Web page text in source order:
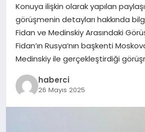
SPOR
TEKNOLOJI
YAŞAM
Konuya ilişkin olarak yapılan
görüşmenin detayları hakkında
Fidan ve Medinskiy Arasındaki
Fidan’ın Rusya’nın başkenti
Medinskiy ile gerçekleştirdiği
haberci
26 Mayıs 2025